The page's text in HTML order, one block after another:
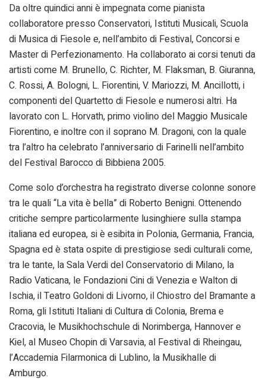
Da oltre quindici anni è impegnata come pianista
collaboratore presso Conservatori, Istituti Musicali, Scuola
di Musica di Fiesole e, nell’ambito di Festival, Concorsi e
Master di Perfezionamento. Ha collaborato ai corsi tenuti da
artisti come M. Brunello, C. Richter, M. Flaksman, B. Giuranna,
C. Rossi, A. Bologni, L. Fiorentini, V. Mariozzi, M. Ancillotti, i
componenti del Quartetto di Fiesole e numerosi altri. Ha
lavorato con L. Horvath, primo violino del Maggio Musicale
Fiorentino, e inoltre con il soprano M. Dragoni, con la quale
tra l’altro ha celebrato l’anniversario di Farinelli nell’ambito
del Festival Barocco di Bibbiena 2005.
Come solo d’orchestra ha registrato diverse colonne sonore
tra le quali “La vita è bella” di Roberto Benigni. Ottenendo
critiche sempre particolarmente lusinghiere sulla stampa
italiana ed europea, si è esibita in Polonia, Germania, Francia,
Spagna ed è stata ospite di prestigiose sedi culturali come,
tra le tante, la Sala Verdi del Conservatorio di Milano, la
Radio Vaticana, le Fondazioni Cini di Venezia e Walton di
Ischia, il Teatro Goldoni di Livorno, il Chiostro del Bramante a
Roma, gli Istituti Italiani di Cultura di Colonia, Brema e
Cracovia, le Musikhochschule di Norimberga, Hannover e
Kiel, al Museo Chopin di Varsavia, al Festival di Rheingau,
l’Accademia Filarmonica di Lublino, la Musikhalle di
Amburgo.